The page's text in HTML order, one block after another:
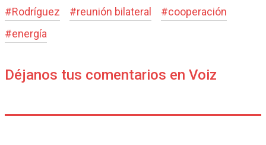
#Rodríguez #reunión bilateral #cooperación
#energía
Déjanos tus comentarios en Voiz